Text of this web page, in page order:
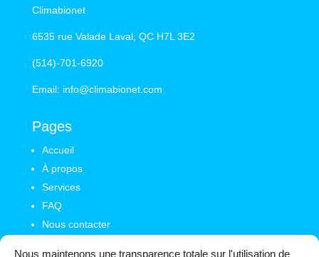
Nous maintenons une transparence totale sur l'utilisation de
Climabionet
6535 rue Valade Laval, QC H7L 3E2
(514)-701-6920
Email: info@climabionet.com
Pages
Accueil
À propos
Services
FAQ
Nous contacter